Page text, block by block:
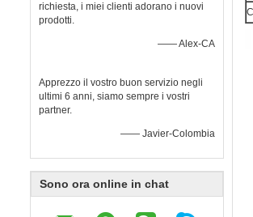
richiesta, i miei clienti adorano i nuovi
prodotti.
—— Alex-CA
Apprezzo il vostro buon servizio negli
ultimi 6 anni, siamo sempre i vostri
partner.
—— Javier-Colombia
Sono ora online in chat